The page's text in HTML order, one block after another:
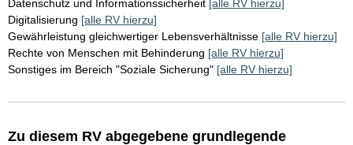
Datenschutz und Informationssicherheit [alle RV hierzu]
Digitalisierung [alle RV hierzu]
Gewährleistung gleichwertiger Lebensverhältnisse [alle RV hierzu]
Rechte von Menschen mit Behinderung [alle RV hierzu]
Sonstiges im Bereich "Soziale Sicherung" [alle RV hierzu]
Zu diesem RV abgegebene grundlegende